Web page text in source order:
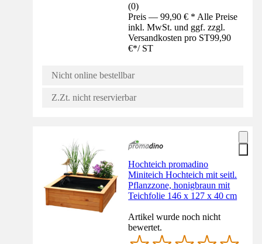
(0)
Preis — 99,90 € * Alle Preise
inkl. MwSt. und ggf. zzgl.
Versandkosten pro ST99,90
€*/ ST
Nicht online bestellbar
Z.Zt. nicht reservierbar
Hochteich promadino
Miniteich Hochteich mit seitl.
Pflanzzone, honigbraun mit
Teichfolie 146 x 127 x 40 cm
Artikel wurde noch nicht
bewertet.